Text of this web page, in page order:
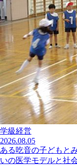
学級経営
2026.08.05
ある吃音の子どもと
いの医学モデルと社